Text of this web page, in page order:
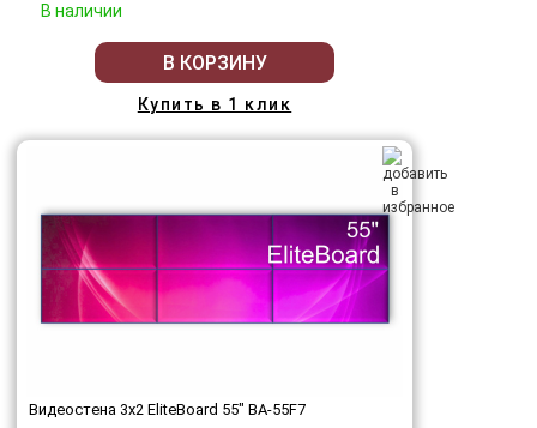
В наличии
В КОРЗИНУ
Купить в 1 клик
Видеостена 3x2 EliteBoard 55" BA-55F7